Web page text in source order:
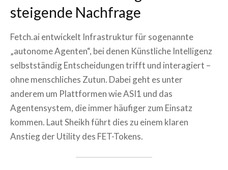
steigende Nachfrage
Fetch.ai entwickelt Infrastruktur für sogenannte
„autonome Agenten“, bei denen Künstliche Intelligenz
selbstständig Entscheidungen trifft und interagiert –
ohne menschliches Zutun. Dabei geht es unter
anderem um Plattformen wie ASI1 und das
Agentensystem, die immer häufiger zum Einsatz
kommen. Laut Sheikh führt dies zu einem klaren
Anstieg der Utility des FET-Tokens.